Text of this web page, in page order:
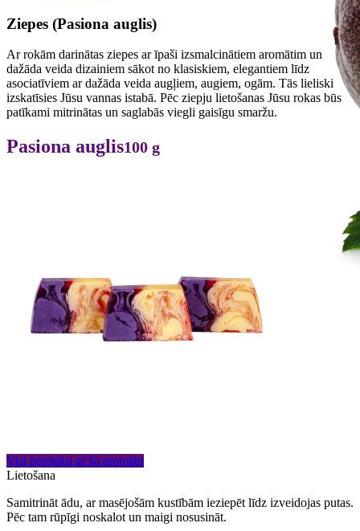
Ziepes (Pasiona auglis)
Ar rokām darinātas ziepes ar īpaši izsmalcinātiem aromātim un
dažāda veida dizainiem sākot no klasiskiem, elegantiem līdz
asociatīviem ar dažāda veida augļiem, augiem, ogām. Tās lieliski
izskatīsies Jūsu vannas istabā. Pēc ziepju lietošanas Jūsu rokas būs
patīkami mitrinātas un saglabās viegli gaisīgu smaržu.
Pasiona auglis100 g
Visi produkti ar šo aromātu
Lietošana
Samitrināt ādu, ar masējošām kustībām ieziepēt līdz izveidojas putas.
Pēc tam rūpīgi noskalot un maigi nosusināt.